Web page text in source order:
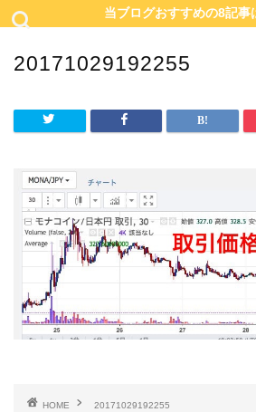
当ブログおすすめの8記事
20171029192255
HOME 20171029192255